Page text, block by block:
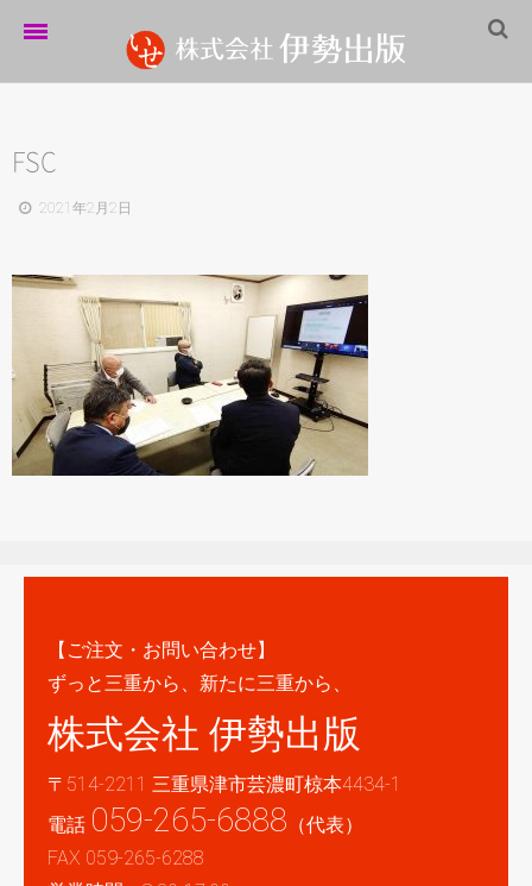
伊勢出版だより
営業案内
企業情報
パートナーシップ
お問い合わせ
FSC
2021年2月2日
【ご注文・お問い合わせ】
ずっと三重から、新たに三重から、
株式会社 伊勢出版
〒514-2211 三重県津市芸濃町椋本4434-1
電話 059-265-6888 （代表）
FAX 059-265-6288